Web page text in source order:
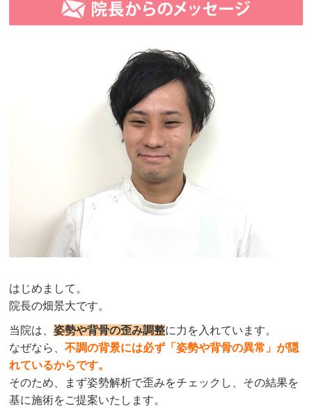
はじめまして。
院長の畑景大です。
当院は、姿勢や背骨の歪み調整に力を入れています。
なぜなら、不調の背景には必ず「姿勢や背骨の異常」が隠
れているからです。
そのため、まず姿勢解析で歪みをチェックし、その結果を
基に施術をご提案いたします。